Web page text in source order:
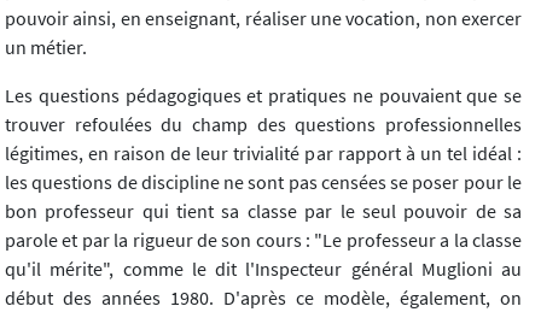
pouvoir ainsi, en enseignant, réaliser une vocation, non exercer
un métier.
Les questions pédagogiques et pratiques ne pouvaient que se
trouver refoulées du champ des questions professionnelles
légitimes, en raison de leur trivialité par rapport à un tel idéal :
les questions de discipline ne sont pas censées se poser pour le
bon professeur qui tient sa classe par le seul pouvoir de sa
parole et par la rigueur de son cours : "Le professeur a la classe
qu'il mérite", comme le dit l'Inspecteur général Muglioni au
début des années 1980. D'après ce modèle, également, on